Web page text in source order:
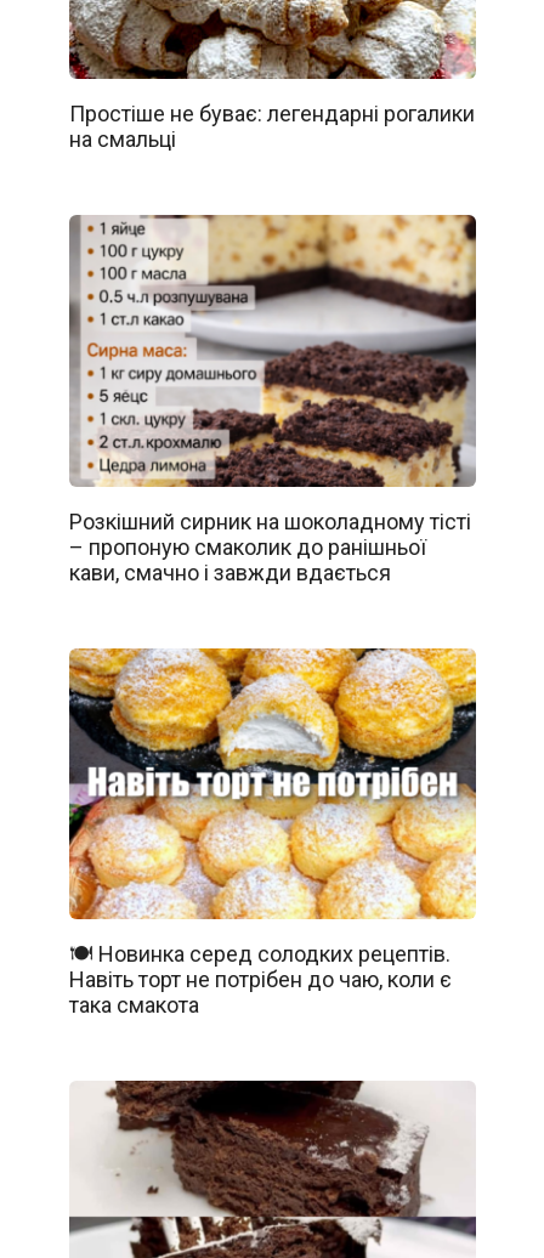
Простіше не буває: легендарні рогалики
на смальці
Розкішний сирник на шоколадному тісті
– пропоную смаколик до ранішньої
кави, смачно і завжди вдається
🍽️ Новинка серед солодких рецептів.
Навіть торт не потрібен до чаю, коли є
така смакота